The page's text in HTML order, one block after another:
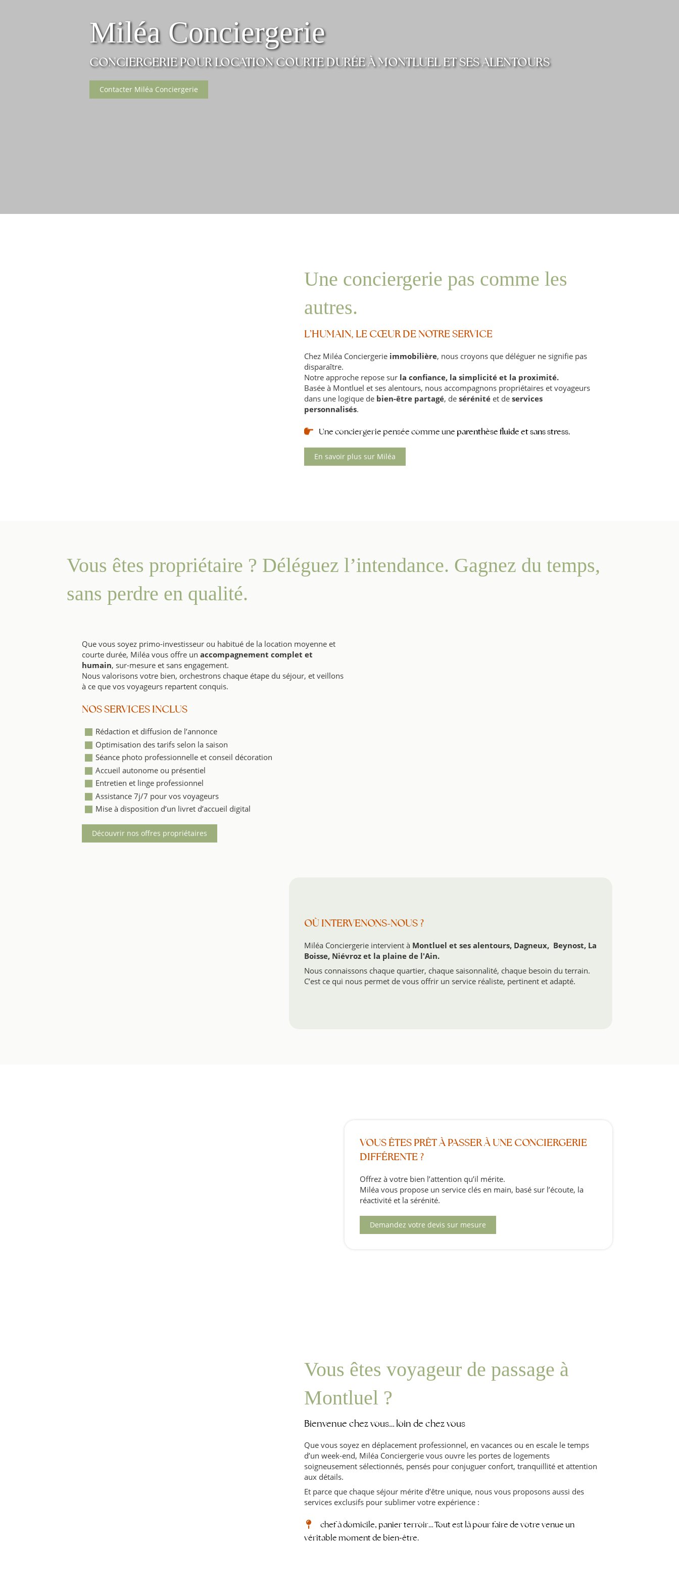
Miléa Conciergerie
CONCIERGERIE POUR LOCATION COURTE DURÉE À MONTLUEL ET SES ALENTOURS
Contacter Miléa Conciergerie
Une conciergerie pas comme les
autres.
L’HUMAIN, LE CŒUR DE NOTRE SERVICE
Chez Miléa Conciergerie immobilière, nous croyons que déléguer ne signifie pas
disparaître.
Notre approche repose sur la confiance, la simplicité et la proximité.
Basée à Montluel et ses alentours, nous accompagnons propriétaires et voyageurs
dans une logique de bien-être partagé, de sérénité et de services
personnalisés.
Une conciergerie pensée comme une parenthèse fluide et sans stress.
En savoir plus sur Miléa
Vous êtes propriétaire ? Déléguez l’intendance. Gagnez du temps,
sans perdre en qualité.
Que vous soyez primo-investisseur ou habitué de la location moyenne et
courte durée, Miléa vous offre un accompagnement complet et
humain, sur-mesure et sans engagement.
Nous valorisons votre bien, orchestrons chaque étape du séjour, et veillons
à ce que vos voyageurs repartent conquis.
NOS SERVICES INCLUS
Rédaction et diffusion de l’annonce
Optimisation des tarifs selon la saison
Séance photo professionnelle et conseil décoration
Accueil autonome ou présentiel
Entretien et linge professionnel
Assistance 7j/7 pour vos voyageurs
Mise à disposition d’un livret d’accueil digital
Découvrir nos offres propriétaires
OÙ INTERVENONS-NOUS ?
Miléa Conciergerie intervient à Montluel et ses alentours, Dagneux, Beynost, La
Boisse, Niévroz et la plaine de l'Ain.
Nous connaissons chaque quartier, chaque saisonnalité, chaque besoin du terrain.
C’est ce qui nous permet de vous offrir un service réaliste, pertinent et adapté.
VOUS ÊTES PRÊT À PASSER À UNE CONCIERGERIE
DIFFÉRENTE ?
Offrez à votre bien l’attention qu’il mérite.
Miléa vous propose un service clés en main, basé sur l’écoute, la
réactivité et la sérénité.
Demandez votre devis sur mesure
Vous êtes voyageur de passage à
Montluel ?
Bienvenue chez vous… loin de chez vous
Que vous soyez en déplacement professionnel, en vacances ou en escale le temps
d’un week-end, Miléa Conciergerie vous ouvre les portes de logements
soigneusement sélectionnés, pensés pour conjuguer confort, tranquillité et attention
aux détails.
Et parce que chaque séjour mérite d’être unique, nous vous proposons aussi des
services exclusifs pour sublimer votre expérience :
‍ chef à domicile, panier terroir… Tout est là pour faire de votre venue un
véritable moment de bien-être.